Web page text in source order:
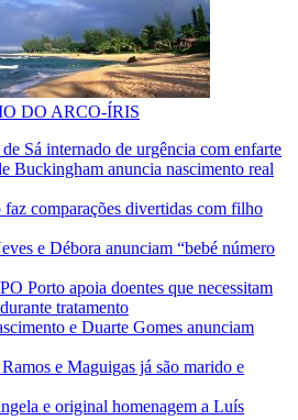
DO ARCO-ÍRIS
Sá internado de urgência com enfarte
Buckingham anuncia nascimento real
faz comparações divertidas com filho
e Débora anunciam “bebé número
Porto apoia doentes que necessitam
tratamento
e Duarte Gomes anunciam
e Maguigas já são marido e
e original homenagem a Luís